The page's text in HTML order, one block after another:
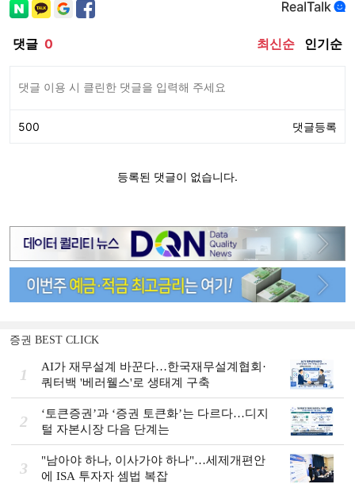
증권 BEST CLICK
1
AI가 재무설계 바꾼다…한국재무설계협회·
쿼터백 '베러웰스'로 생태계 구축
2
‘토큰증권’과 ‘증권 토큰화’는 다르다…디지
털 자본시장 다음 단계는
3
"남아야 하나, 이사가야 하나"…세제개편안
에 ISA 투자자 셈법 복잡